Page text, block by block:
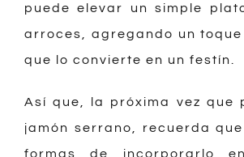
puede elevar un simple
arroces, agregando un
que lo convierte en un festín.
Así que, la próxima vez que
jamón serrano, recuerda
formas de incorporarlo